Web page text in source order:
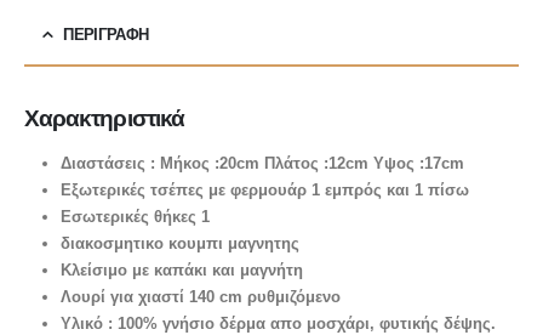
ΠΕΡΙΓΡΑΦΉ
Χαρακτηριστικά
Διαστάσεις : Μήκος :20cm Πλάτος :12cm Υψος :17cm
Εξωτερικές τσέπες με φερμουάρ 1 εμπρός και 1 πίσω
Εσωτερικές θήκες 1
διακοσμητικο κουμπι μαγνητης
Κλείσιμο με καπάκι και μαγνήτη
Λουρί για χιαστί 140 cm ρυθμιζόμενο
Υλικό : 100% γνήσιο δέρμα απο μοσχάρι, φυτικής δέψης.